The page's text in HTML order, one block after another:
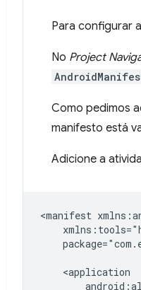
Para configurar
No Project
Como pedimos
manifesto está
Adicione a
<manifest